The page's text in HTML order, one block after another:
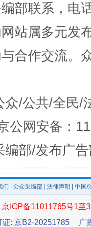
部联系，电
站属多元发
合作交流。
众/公共/全民/
公网安备：
编部/发布广
们 公众采编部 法律声明 | 中国
京ICP备11011765号1至
证: 京B2-20251785
广